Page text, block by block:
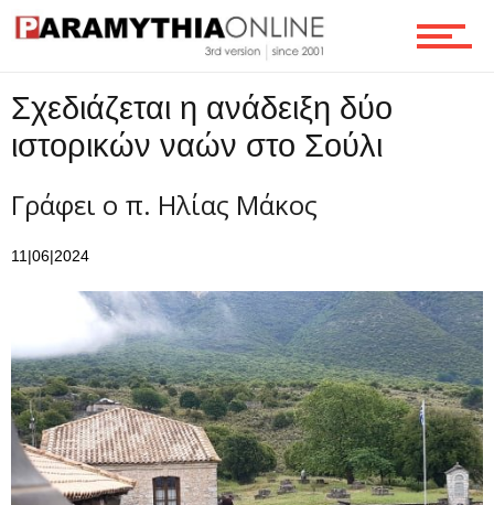
Σχεδιάζεται η ανάδειξη δύο
ιστορικών ναών στο Σούλι
Γράφει ο π. Ηλίας Μάκος
11|06|2024